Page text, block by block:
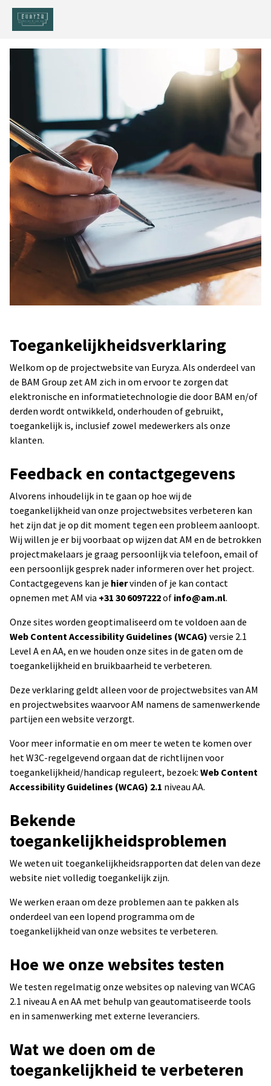
Toegankelijkheidsverklaring
Welkom op de projectwebsite van Euryza. Als onderdeel van
de BAM Group zet AM zich in om ervoor te zorgen dat
elektronische en informatietechnologie die door BAM en/of
derden wordt ontwikkeld, onderhouden of gebruikt,
toegankelijk is, inclusief zowel medewerkers als onze
klanten.
Feedback en contactgegevens
Alvorens inhoudelijk in te gaan op hoe wij de
toegankelijkheid van onze projectwebsites verbeteren kan
het zijn dat je op dit moment tegen een probleem aanloopt.
Wij willen je er bij voorbaat op wijzen dat AM en de betrokken
projectmakelaars je graag persoonlijk via telefoon, email of
een persoonlijk gesprek nader informeren over het project.
Contactgegevens kan je hiervinden of je kan contact
opnemen met AM via +31 30 6097222of info@am.nl.
Onze sites worden geoptimaliseerd om te voldoen aan de
Web Content Accessibility Guidelines (WCAG) versie 2.1
Level A en AA, en we houden onze sites in de gaten om de
toegankelijkheid en bruikbaarheid te verbeteren.
Deze verklaring geldt alleen voor de projectwebsites van AM
en projectwebsites waarvoor AM namens de samenwerkende
partijen een website verzorgt.
Voor meer informatie en om meer te weten te komen over
het W3C-regelgevend orgaan dat de richtlijnen voor
toegankelijkheid/handicap reguleert, bezoek: Web Content
Accessibility Guidelines (WCAG) 2.1 niveau AA.
Bekende
toegankelijkheidsproblemen
We weten uit toegankelijkheidsrapporten dat delen van deze
website niet volledig toegankelijk zijn.
We werken eraan om deze problemen aan te pakken als
onderdeel van een lopend programma om de
toegankelijkheid van onze websites te verbeteren.
Hoe we onze websites testen
We testen regelmatig onze websites op naleving van WCAG
2.1 niveau A en AA met behulp van geautomatiseerde tools
en in samenwerking met externe leveranciers.
Wat we doen om de
toegankelijkheid te verbeteren